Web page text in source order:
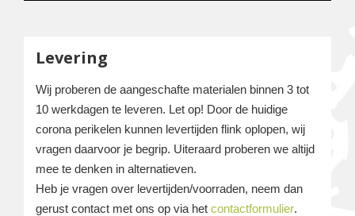
Levering
Wij proberen de aangeschafte materialen binnen 3 tot
10 werkdagen te leveren. Let op! Door de huidige
corona perikelen kunnen levertijden flink oplopen, wij
vragen daarvoor je begrip. Uiteraard proberen we altijd
mee te denken in alternatieven.
Heb je vragen over levertijden/voorraden, neem dan
gerust contact met ons op via het contactformulier.